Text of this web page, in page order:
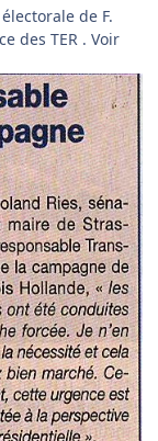
de F.
des TER . Voir